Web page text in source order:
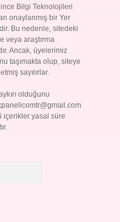
Bilgi Teknolojileri
onaylanmış bir Yer
Bu nedenle, sitedeki
veya araştırma
Ancak, üyelerimiz
taşımakta olup, siteye
sayılırlar.
olduğunu
içerikler yasal süre